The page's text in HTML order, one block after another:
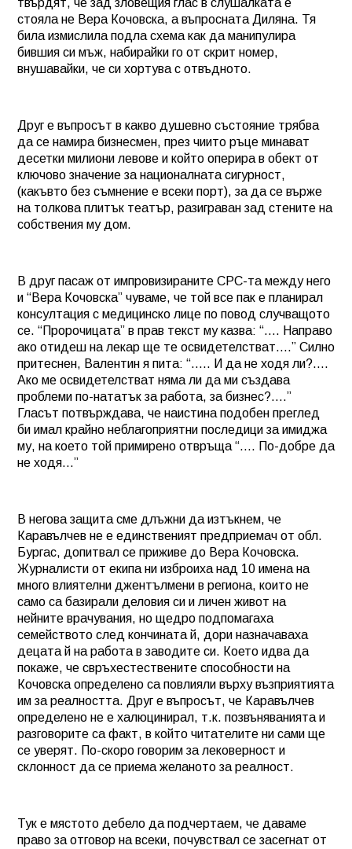
твърдят, че зад зловещия глас в слушалката е
стояла не Вера Кочовска, а въпросната Диляна. Тя
била измислила подла схема как да манипулира
бившия си мъж, набирайки го от скрит номер,
внушавайки, че си хортува с отвъдното.
Друг е въпросът в какво душевно състояние трябва
да се намира бизнесмен, през чиито ръце минават
десетки милиони левове и който оперира в обект от
ключово значение за националната сигурност,
(какъвто без съмнение е всеки порт), за да се върже
на толкова плитък театър, разиграван зад стените на
собствения му дом.
В друг пасаж от импровизираните СРС-та между него
и “Вера Кочовска” чуваме, че той все пак е планирал
консултация с медицинско лице по повод случващото
се. “Пророчицата” в прав текст му казва: “…. Направо
ако отидеш на лекар ще те освидетелстват….” Силно
притеснен, Валентин я пита: “….. И да не ходя ли?….
Ако ме освидетелстват няма ли да ми създава
проблеми по-нататък за работа, за бизнес?….”
Гласът потвърждава, че наистина подобен преглед
би имал крайно неблагоприятни последици за имиджа
му, на което той примирено отвръща “…. По-добре да
не ходя…”
В негова защита сме длъжни да изтъкнем, че
Каравълчев не е единственият предприемач от обл.
Бургас, допитвал се приживе до Вера Кочовска.
Журналисти от екипа ни изброиха над 10 имена на
много влиятелни джентълмени в региона, които не
само са базирали деловия си и личен живот на
нейните врачувания, но щедро подпомагаха
семейството след кончината й, дори назначаваха
децата й на работа в заводите си. Което идва да
покаже, че свръхестествените способности на
Кочовска определено са повлияли върху възприятията
им за реалността. Друг е въпросът, че Каравълчев
определено не е халюцинирал, т.к. позвъняванията и
разговорите са факт, в който читателите ни сами ще
се уверят. По-скоро говорим за лековерност и
склонност да се приема желаното за реалност.
Тук е мястото дебело да подчертаем, че даваме
право за отговор на всеки, почувствал се засегнат от